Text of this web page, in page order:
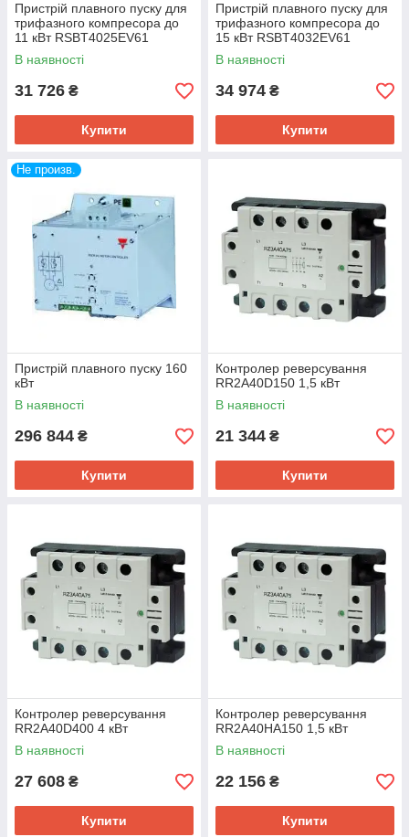
Пристрій плавного пуску для
трифазного компресора до
11 кВт RSBT4025EV61
В наявності
31 726 ₴
Купити
Пристрій плавного пуску для
трифазного компресора до
15 кВт RSBT4032EV61
В наявності
34 974 ₴
Купити
Не произв.
Пристрій плавного пуску 160
кВт
В наявності
296 844 ₴
Купити
Контролер реверсування
RR2A40D150 1,5 кВт
В наявності
21 344 ₴
Купити
Контролер реверсування
RR2A40D400 4 кВт
В наявності
27 608 ₴
Купити
Контролер реверсування
RR2A40HA150 1,5 кВт
В наявності
22 156 ₴
Купити